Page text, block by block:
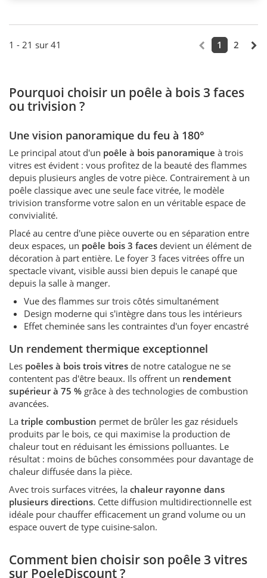
1 2
1 - 21 sur 41
Pourquoi choisir un poêle à bois 3 faces
ou trivision ?
Une vision panoramique du feu à 180°
Le principal atout d'un poêle à bois panoramique à trois
vitres est évident : vous profitez de la beauté des flammes
depuis plusieurs angles de votre pièce. Contrairement à un
poêle classique avec une seule face vitrée, le modèle
trivision transforme votre salon en un véritable espace de
convivialité.
Placé au centre d'une pièce ouverte ou en séparation entre
deux espaces, un poêle bois 3 faces devient un élément de
décoration à part entière. Le foyer 3 faces vitrées offre un
spectacle vivant, visible aussi bien depuis le canapé que
depuis la salle à manger.
Vue des flammes sur trois côtés simultanément
Design moderne qui s'intègre dans tous les intérieurs
Effet cheminée sans les contraintes d'un foyer encastré
Un rendement thermique exceptionnel
Les poêles à bois trois vitres de notre catalogue ne se
contentent pas d'être beaux. Ils offrent un rendement
supérieur à 75 % grâce à des technologies de combustion
avancées.
La triple combustion permet de brûler les gaz résiduels
produits par le bois, ce qui maximise la production de
chaleur tout en réduisant les émissions polluantes. Le
résultat : moins de bûches consommées pour davantage de
chaleur diffusée dans la pièce.
Avec trois surfaces vitrées, la chaleur rayonne dans
plusieurs directions. Cette diffusion multidirectionnelle est
idéale pour chauffer efficacement un grand volume ou un
espace ouvert de type cuisine-salon.
Comment bien choisir son poêle 3 vitres
sur PoeleDiscount ?